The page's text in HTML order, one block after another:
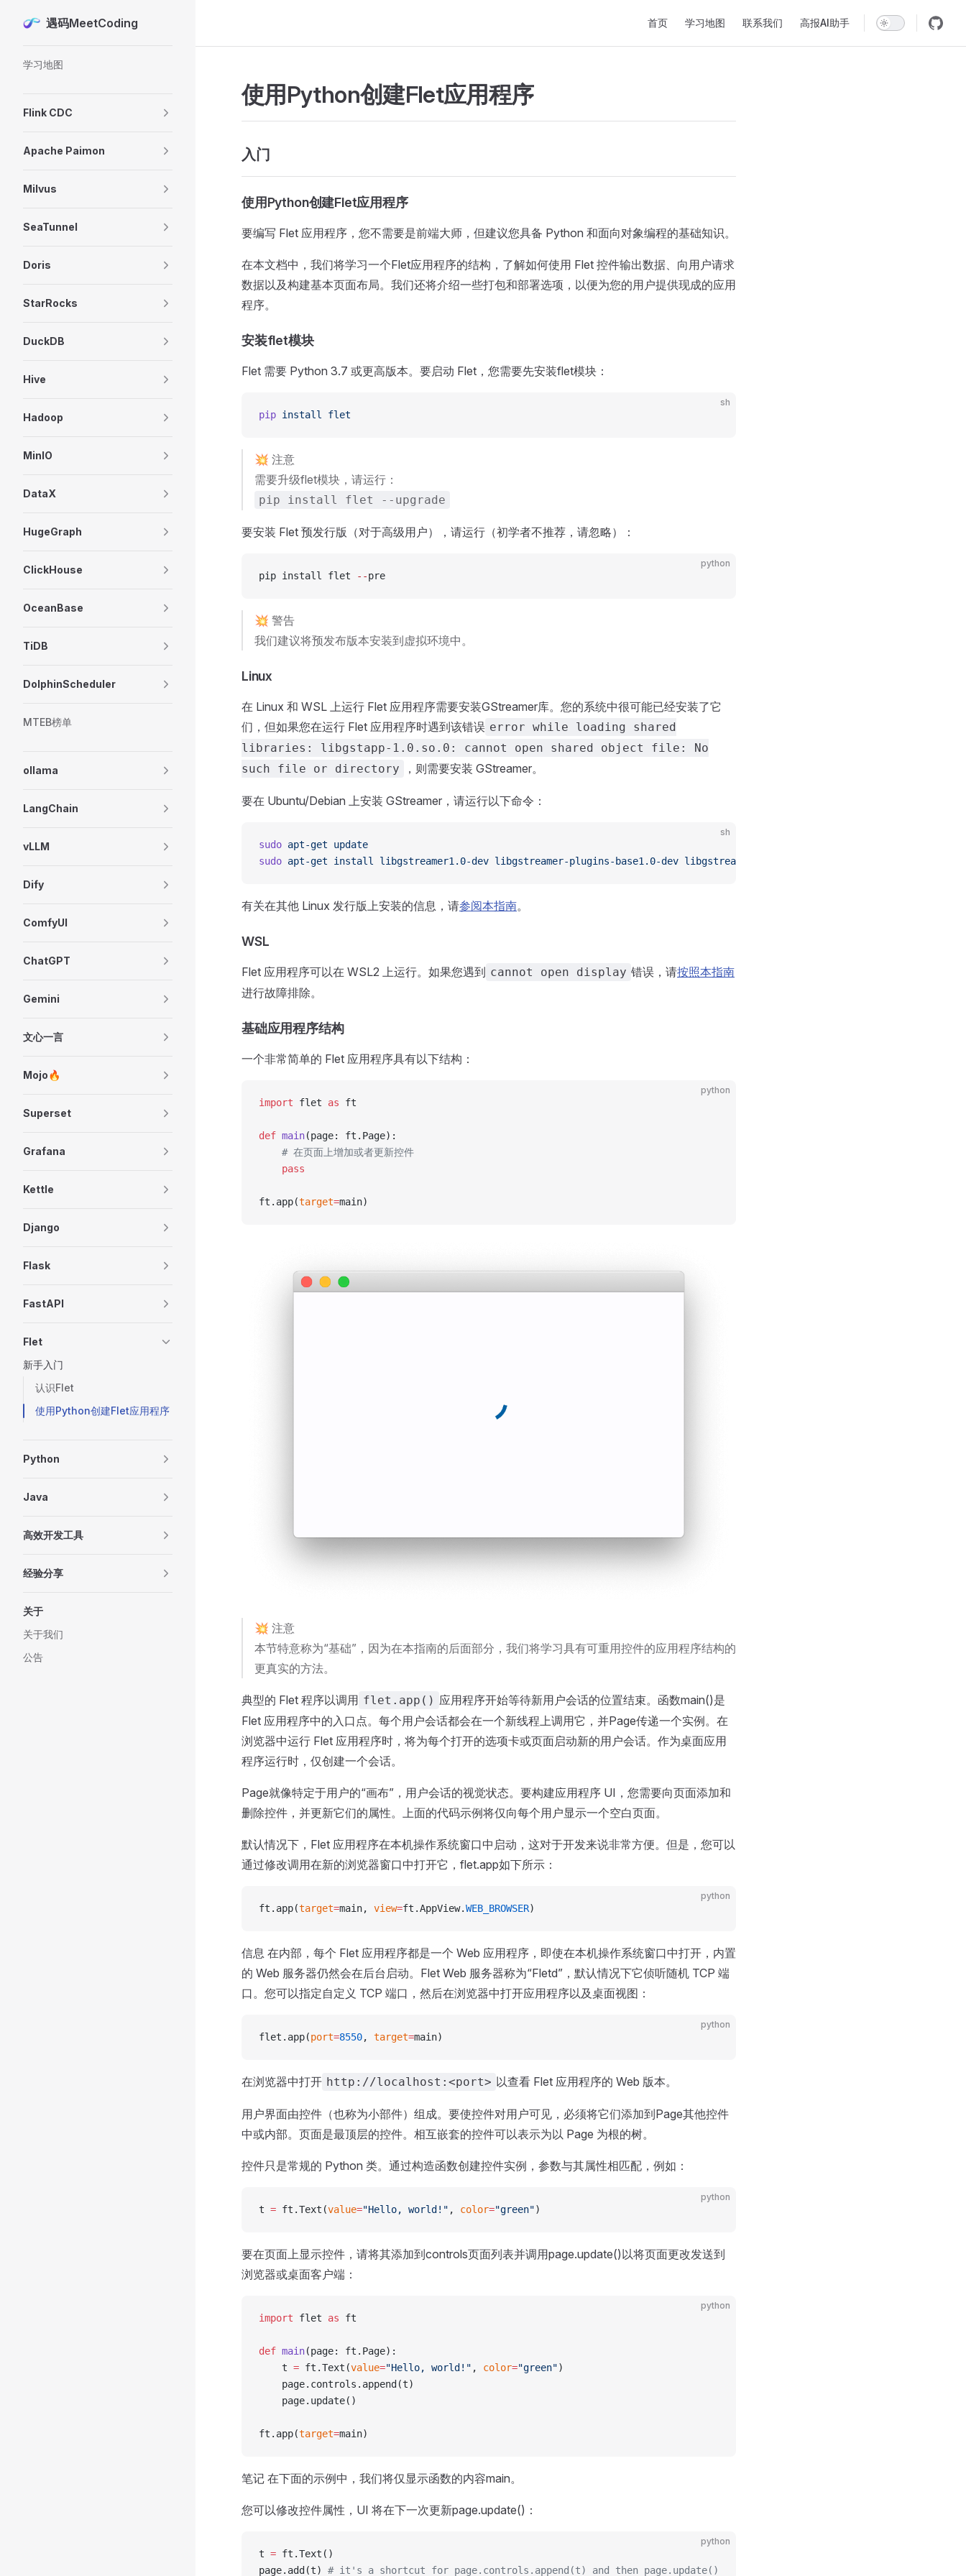
Skip to content
遇码MeetCoding 首页 学习地图 联系我们 高报AI助手
学习地图
Flink CDC
Apache Paimon
Milvus
SeaTunnel
Doris
StarRocks
DuckDB
Hive
Hadoop
MinIO
DataX
HugeGraph
ClickHouse
OceanBase
TiDB
DolphinScheduler
MTEB榜单
ollama
LangChain
vLLM
Dify
ComfyUI
ChatGPT
Gemini
文心一言
Mojo🔥
Superset
Grafana
Kettle
Django
Flask
FastAPI
Flet
新手入门
认识Flet
使用Python创建Flet应用程序
Python
Java
高效开发工具
经验分享
关于
关于我们
公告
使用Python创建Flet应用程序
入门
使用Python创建Flet应用程序
要编写 Flet 应用程序，您不需要是前端大师，但建议您具备 Python 和面向对象编程的基础知识。
在本文档中，我们将学习一个Flet应用程序的结构，了解如何使用 Flet 控件输出数据、向用户请求
数据以及构建基本页面布局。我们还将介绍一些打包和部署选项，以便为您的用户提供现成的应用
程序。
安装flet模块
Flet 需要 Python 3.7 或更高版本。要启动 Flet，您需要先安装flet模块：
sh
pip install flet
💥 注意
需要升级flet模块，请运行：
pip install flet --upgrade
要安装 Flet 预发行版（对于高级用户），请运行（初学者不推荐，请忽略）：
python
pip install flet --pre
💥 警告
我们建议将预发布版本安装到虚拟环境中。
Linux
在 Linux 和 WSL 上运行 Flet 应用程序需要安装GStreamer库。您的系统中很可能已经安装了它
们，但如果您在运行 Flet 应用程序时遇到该错误 error while loading shared
libraries: libgstapp-1.0.so.0: cannot open shared object file: No
such file or directory
，则需要安装 GStreamer。
要在 Ubuntu/Debian 上安装 GStreamer，请运行以下命令：
sh
sudo apt-get update
sudo apt-get install libgstreamer1.0-dev libgstreamer-plugins-base1.0-dev libgstreamer-plugins-bad1.0-dev
有关在其他 Linux 发行版上安装的信息，请参阅本指南。
WSL
Flet 应用程序可以在 WSL2 上运行。如果您遇到 cannot open display 错误，请按照本指南
进行故障排除。
基础应用程序结构
一个非常简单的 Flet 应用程序具有以下结构：
python
import flet as ft
def main(page: ft.Page):
    # 在页面上增加或者更新控件
    pass
ft.app(target=main)
💥 注意
本节特意称为“基础”，因为在本指南的后面部分，我们将学习具有可重用控件的应用程序结构的
更真实的方法。
典型的 Flet 程序以调用 flet.app() 应用程序开始等待新用户会话的位置结束。函数main()是
Flet 应用程序中的入口点。每个用户会话都会在一个新线程上调用它，并Page传递一个实例。在
浏览器中运行 Flet 应用程序时，将为每个打开的选项卡或页面启动新的用户会话。作为桌面应用
程序运行时，仅创建一个会话。
Page就像特定于用户的“画布”，用户会话的视觉状态。要构建应用程序 UI，您需要向页面添加和
删除控件，并更新它们的属性。上面的代码示例将仅向每个用户显示一个空白页面。
默认情况下，Flet 应用程序在本机操作系统窗口中启动，这对于开发来说非常方便。但是，您可以
通过修改调用在新的浏览器窗口中打开它，flet.app如下所示：
python
ft.app(target=main, view=ft.AppView.WEB_BROWSER)
信息 在内部，每个 Flet 应用程序都是一个 Web 应用程序，即使在本机操作系统窗口中打开，内置
的 Web 服务器仍然会在后台启动。Flet Web 服务器称为“Fletd”，默认情况下它侦听随机 TCP 端
口。您可以指定自定义 TCP 端口，然后在浏览器中打开应用程序以及桌面视图：
python
flet.app(port=8550, target=main)
在浏览器中打开 http://localhost:<port> 以查看 Flet 应用程序的 Web 版本。
用户界面由控件（也称为小部件）组成。要使控件对用户可见，必须将它们添加到Page其他控件
中或内部。页面是最顶层的控件。相互嵌套的控件可以表示为以 Page 为根的树。
控件只是常规的 Python 类。通过构造函数创建控件实例，参数与其属性相匹配，例如：
python
t = ft.Text(value="Hello, world!" , color="green")
要在页面上显示控件，请将其添加到controls页面列表并调用page.update()以将页面更改发送到
浏览器或桌面客户端：
python
import flet as ft
def main(page: ft.Page):
    t
= ft.Text(value="Hello, world!" , color="green")
    page.controls.append(t)
    page.update()
ft.app(target=main)
笔记 在下面的示例中，我们将仅显示函数的内容main。
您可以修改控件属性，UI 将在下一次更新page.update()：
python
t = ft.Text()
page.add(t) # it's a shortcut for page.controls.append(t) and then page.update()